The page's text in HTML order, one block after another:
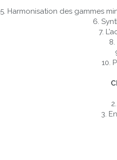
5. Harmonisation des gammes
6.
7.
10.
3.